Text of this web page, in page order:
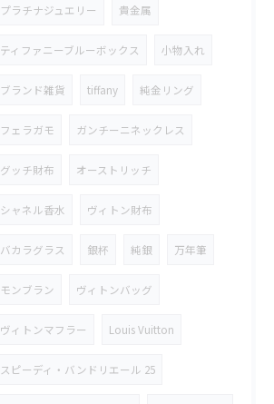
プラチナジュエリー 貴金属
ティファニーブルーボックス 小物入れ
ブランド雑貨 tiffany 純金リング
フェラガモ ガンチーニネックレス
グッチ財布 オーストリッチ
シャネル香水 ヴィトン財布
バカラグラス 銀杯 純銀 万年筆
モンブラン ヴィトンバッグ
ヴィトンマフラー Louis Vuitton
スピーディ・バンドリエール 25